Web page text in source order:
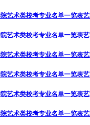
艺术类校考专业名单一览表
艺术类校考专业名单一览表
艺术类校考专业名单一览表
艺术类校考专业名单一览表
艺术类校考专业名单一览表
艺术类校考专业名单一览表